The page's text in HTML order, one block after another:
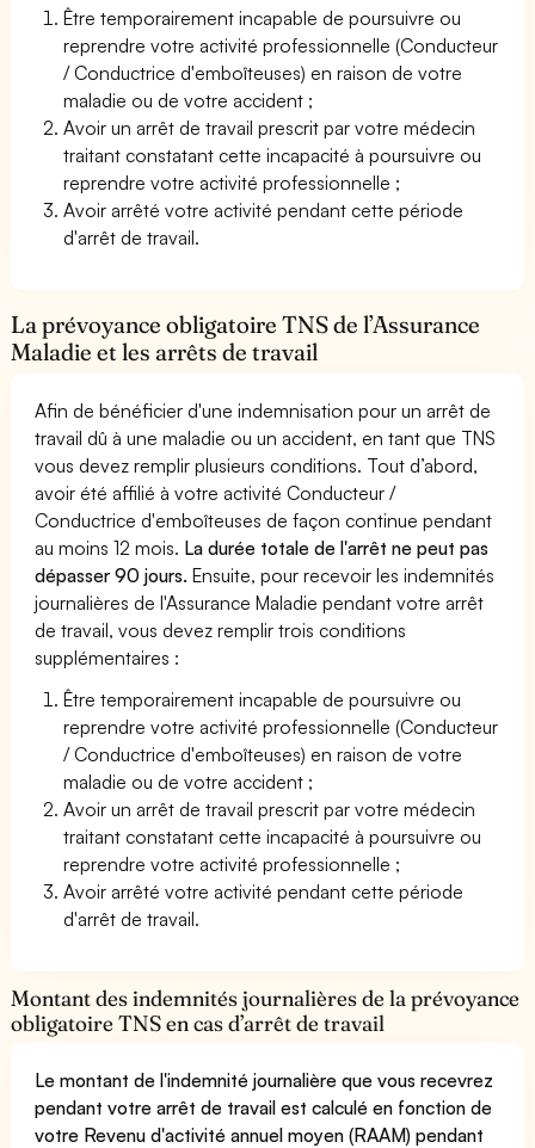
Être temporairement incapable de poursuivre ou
reprendre votre activité professionnelle (Conducteur
/ Conductrice d'emboîteuses) en raison de votre
maladie ou de votre accident ;
Avoir un arrêt de travail prescrit par votre médecin
traitant constatant cette incapacité à poursuivre ou
reprendre votre activité professionnelle ;
Avoir arrêté votre activité pendant cette période
d'arrêt de travail.
La prévoyance obligatoire TNS de l’Assurance
Maladie et les arrêts de travail
Afin de bénéficier d'une indemnisation pour un arrêt de
travail dû à une maladie ou un accident, en tant que TNS
vous devez remplir plusieurs conditions. Tout d’abord,
avoir été affilié à votre activité Conducteur /
Conductrice d'emboîteuses de façon continue pendant
au moins 12 mois. La durée totale de l'arrêt ne peut pas
dépasser 90 jours. Ensuite, pour recevoir les indemnités
journalières de l'Assurance Maladie pendant votre arrêt
de travail, vous devez remplir trois conditions
supplémentaires :
Être temporairement incapable de poursuivre ou
reprendre votre activité professionnelle (Conducteur
/ Conductrice d'emboîteuses) en raison de votre
maladie ou de votre accident ;
Avoir un arrêt de travail prescrit par votre médecin
traitant constatant cette incapacité à poursuivre ou
reprendre votre activité professionnelle ;
Avoir arrêté votre activité pendant cette période
d'arrêt de travail.
Montant des indemnités journalières de la prévoyance
obligatoire TNS en cas d’arrêt de travail
Le montant de l'indemnité journalière que vous recevrez
pendant votre arrêt de travail est calculé en fonction de
votre Revenu d'activité annuel moyen (RAAM) pendant